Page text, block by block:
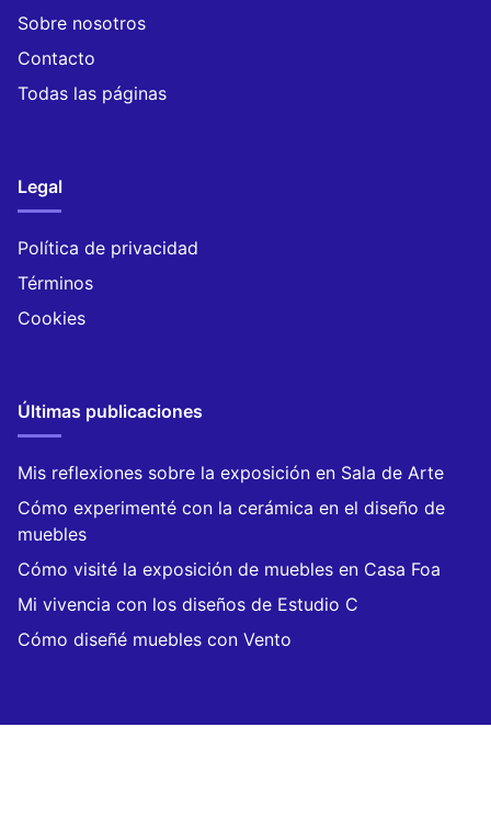
Sobre nosotros
Contacto
Todas las páginas
Legal
Política de privacidad
Términos
Cookies
Últimas publicaciones
Mis reflexiones sobre la exposición en Sala de Arte
Cómo experimenté con la cerámica en el diseño de
muebles
Cómo visité la exposición de muebles en Casa Foa
Mi vivencia con los diseños de Estudio C
Cómo diseñé muebles con Vento